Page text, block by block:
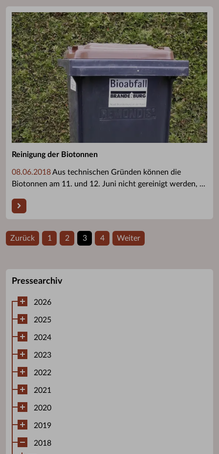
Reinigung der Biotonnen
08.06.2018Aus technischen Gründen können die
Biotonnen am 11. und 12. Juni nicht gereinigt werden, ...
Zurück 1 2 3 4 Weiter
Pressearchiv
2026
2025
2024
2023
2022
2021
2020
2019
2018